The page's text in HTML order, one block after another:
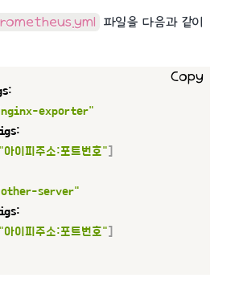
파일을 다음과 같이
exporter"
"아이피주소:포트번호"
server"
"아이피주소:포트번호"
Copy